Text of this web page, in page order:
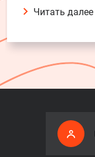
Читать далее